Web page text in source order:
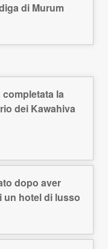
di Murum
completata la
dei Kawahiva
dopo aver
un hotel di lusso